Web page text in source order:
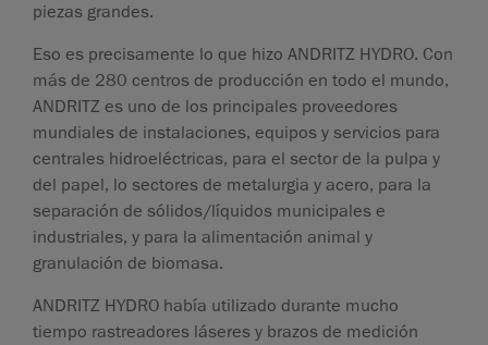
piezas grandes.
Eso es precisamente lo que hizo ANDRITZ HYDRO. Con
más de 280 centros de producción en todo el mundo,
ANDRITZ es uno de los principales proveedores
mundiales de instalaciones, equipos y servicios para
centrales hidroeléctricas, para el sector de la pulpa y
del papel, lo sectores de metalurgia y acero, para la
separación de sólidos/líquidos municipales e
industriales, y para la alimentación animal y
granulación de biomasa.
ANDRITZ HYDRO había utilizado durante mucho
tiempo rastreadores láseres y brazos de medición